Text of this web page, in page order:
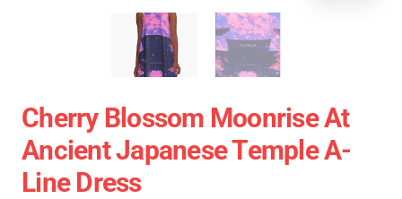
Cherry Blossom Moonrise At
Ancient Japanese Temple A-
Line Dress